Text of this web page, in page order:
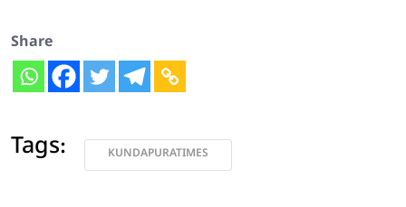
Share
Tags: KUNDAPURATIMES